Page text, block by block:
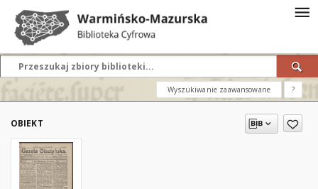
Wyszukiwanie zaawansowane ?
OBIEKT